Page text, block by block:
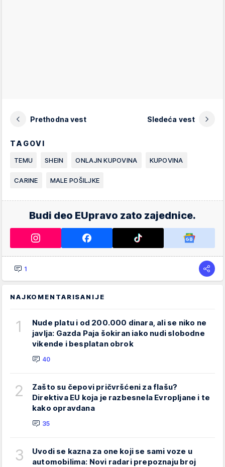
Prethodna vest Sledeća vest
TAGOVI
TEMU SHEIN ONLAJN KUPOVINA KUPOVINA
CARINE MALE POŠILJKE
Budi deo EUpravo zato zajednice.
1
NAJKOMENTARISANIJE
1
Nude platu i od 200.000 dinara, ali se niko ne
javlja: Gazda Paja šokiran iako nudi slobodne
vikende i besplatan obrok
40
2
Zašto su čepovi pričvršćeni za flašu?
Direktiva EU koja je razbesnela Evropljane i te
kako opravdana
35
3
Uvodi se kazna za one koji se sami voze u
automobilima: Novi radari prepoznaju broj